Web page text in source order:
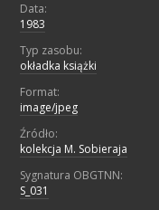
Data:
1983
Typ zasobu:
okładka książki
Format:
image/jpeg
Źródło:
kolekcja M. Sobieraja
Sygnatura OBGTNN:
S_031